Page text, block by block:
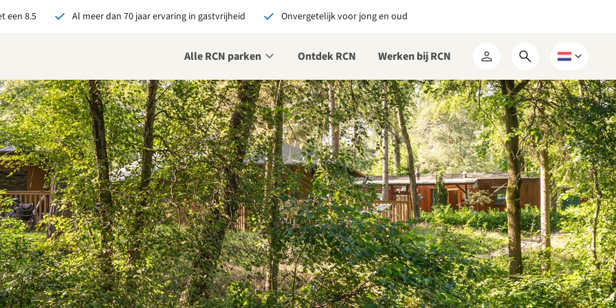
een 8.5 Al meer dan 70 jaar ervaring in gastvrijheid Onvergetelijk voor jong en oud
Alle RCN parken Ontdek RCN Werken bij RCN
Mijn
RCN
Open
zoekformulier
Kies
een
taal
bij RCN boekt, krijg je:
De beste prijsgarantie
Exclusieve voordelen
Persoonlijk contact
alle voordelen